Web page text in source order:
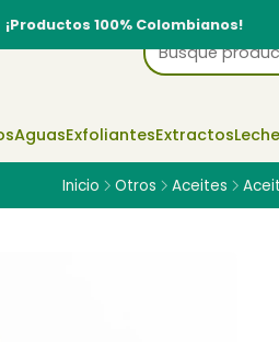
AguasExfoliantesExtractos
¡Productos 100% Colombianos!
Inicio Otros Aceites